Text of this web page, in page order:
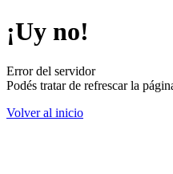
¡Uy no!
Error del servidor
Podés tratar de refrescar la
Volver al inicio